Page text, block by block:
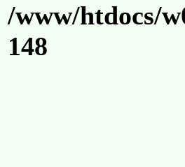
/www/htdocs/
148